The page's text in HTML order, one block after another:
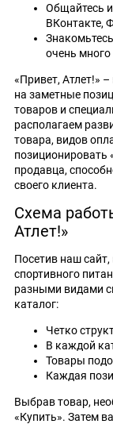
Общайтесь и
ВКонтакте,
очень
«Привет, Атлет!»
на заметные
товаров и
располагаем
товара, видов
позиционировать
продавца,
своего клиента.
Схема
Атлет!»
Посетив наш
спортивного
разными видами
каталог:
Четко
В каждой
Товары
Каждая
Выбрав товар,
«Купить». Затем